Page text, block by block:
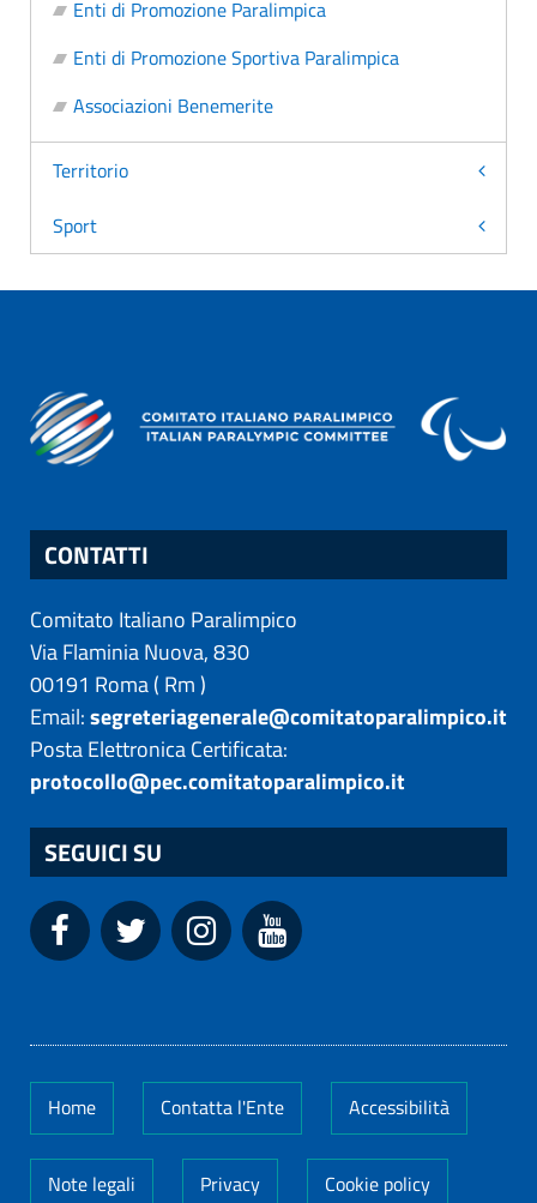
Enti di Promozione Paralimpica
Enti di Promozione Sportiva Paralimpica
Associazioni Benemerite
Territorio
Sport
CONTATTI
Comitato Italiano Paralimpico
Via Flaminia Nuova, 830
00191 Roma( Rm)
Email:segreteriagenerale@comitatoparalimpico.it
Posta Elettronica Certificata:
protocollo@pec.comitatoparalimpico.it
SEGUICI SU
Home Contatta l'Ente Accessibilità
Note legali Privacy Cookie policy